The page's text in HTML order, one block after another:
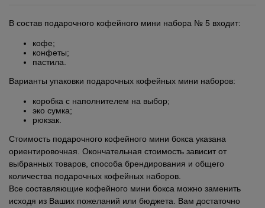
В состав подарочного кофейного мини набора № 5 входит:
кофе;
конфеты;
пастила.
Варианты упаковки подарочных кофейных мини наборов:
коробка с наполнителем на выбор;
эко сумка;
рюкзак.
Стоимость подарочного кофейного мини бокса указана
ориентировочная. Окончательная стоимость зависит от
выбранных товаров, способа брендирования и общего
количества подарочных кофейных наборов.
Все составляющие кофейного мини бокса можно заменить
исходя из Ваших пожеланий или бюджета. Вам достаточно